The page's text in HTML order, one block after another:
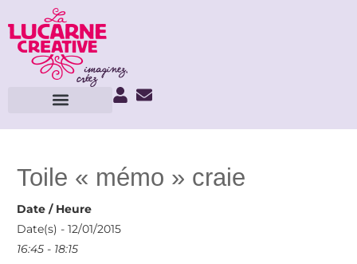
Toile « mémo » craie
Date / Heure
Date(s) - 12/01/2015
16:45 - 18:15